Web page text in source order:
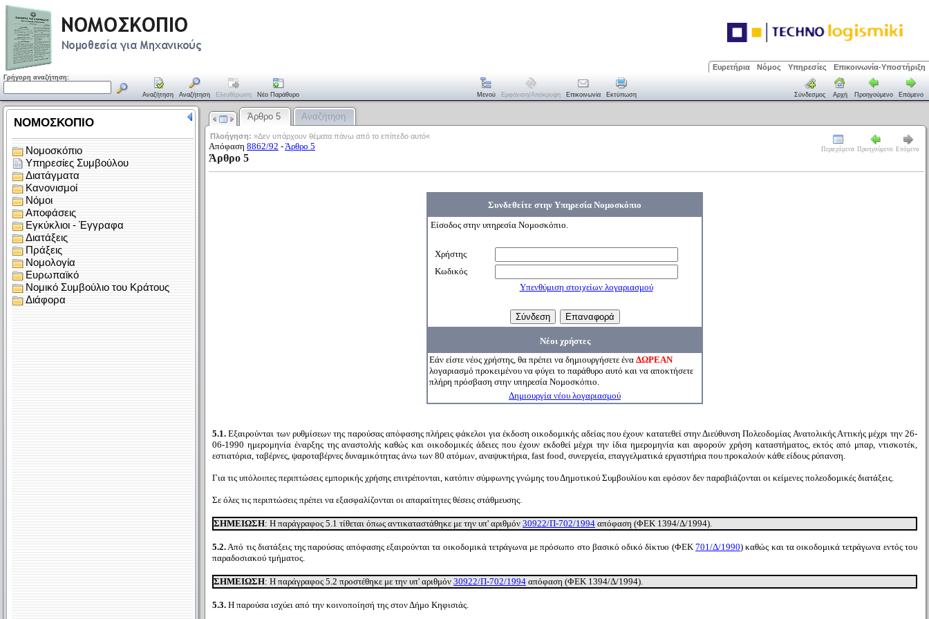
Ευρετήρια Νόμος Υπηρεσίες Επικοινωνία-Υποστήριξη
Γρήγορη αναζήτηση:
Αναζήτηση Αναζήτηση Ελευθέρωση Νέο Παράθυρο Μενού Εμφάνιση/απόκρυψη Επικοινωνία Εκτύπωση Σύνδεσμος Αρχή Προηγούμενο Επόμενο
Άρθρο 5 Αναζήτηση